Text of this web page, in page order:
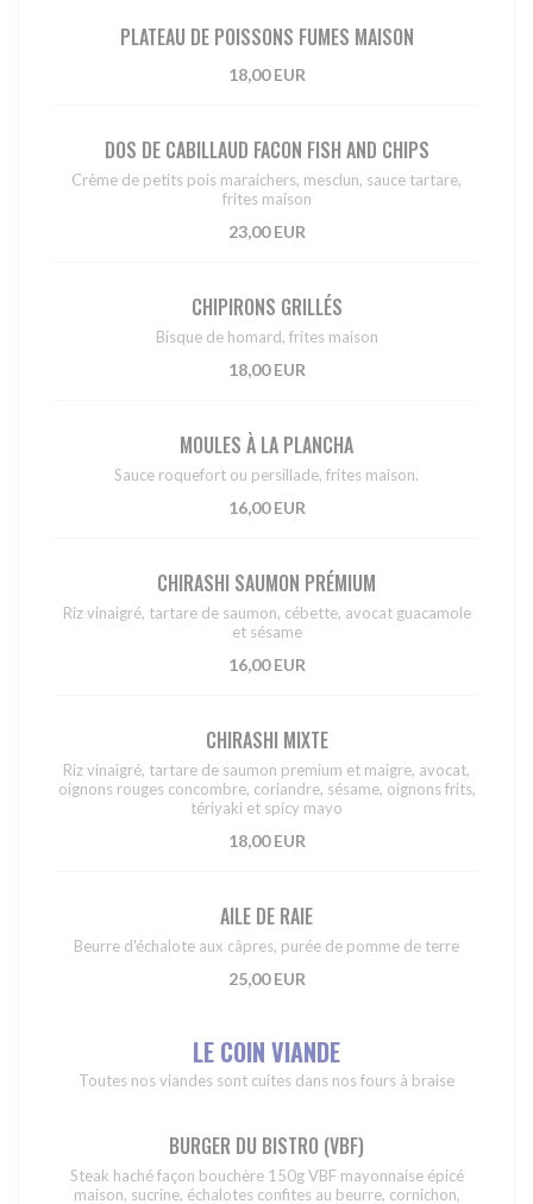
PLATEAU DE POISSONS FUMES MAISON
18,00 EUR
DOS DE CABILLAUD FACON FISH AND CHIPS
Crème de petits pois maraichers, mesclun, sauce tartare,
frites maison
23,00 EUR
CHIPIRONS GRILLÉS
Bisque de homard, frites maison
18,00 EUR
MOULES À LA PLANCHA
Sauce roquefort ou persillade, frites maison.
16,00 EUR
CHIRASHI SAUMON PRÉMIUM
Riz vinaigré, tartare de saumon, cébette, avocat guacamole
et sésame
16,00 EUR
CHIRASHI MIXTE
Riz vinaigré, tartare de saumon premium et maigre, avocat,
oignons rouges concombre, coriandre, sésame, oignons frits,
tériyaki et spicy mayo
18,00 EUR
AILE DE RAIE
Beurre d'échalote aux câpres, purée de pomme de terre
25,00 EUR
LE COIN VIANDE
Toutes nos viandes sont cuites dans nos fours à braise
BURGER DU BISTRO (VBF)
Steak haché façon bouchère 150g VBF mayonnaise épicé
maison, sucrine, échalotes confites au beurre, cornichon,